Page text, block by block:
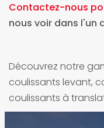
Contactez-nous
nous voir dans l'un
Découvrez notre
coulissants levant,
coulissants à